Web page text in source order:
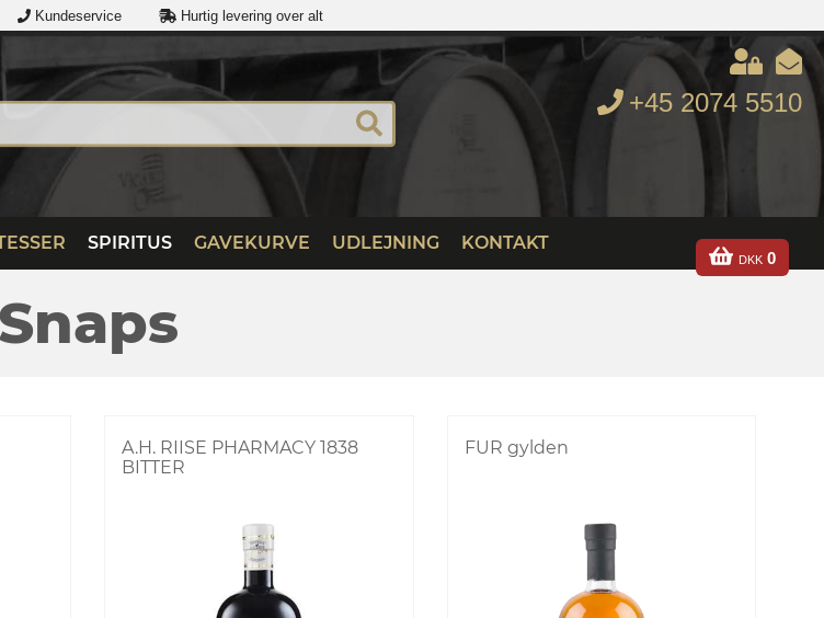
Kundeservice Hurtig levering over alt
+45 2074 5510
DKK 0
SPIRITUS GAVEKURVE UDLEJNING KONTAKT
Snaps
A.H. RIISE PHARMACY 1838
BITTER
FUR gylden